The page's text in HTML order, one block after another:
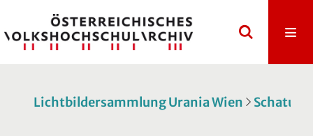
Lichtbildersammlung Urania Wien